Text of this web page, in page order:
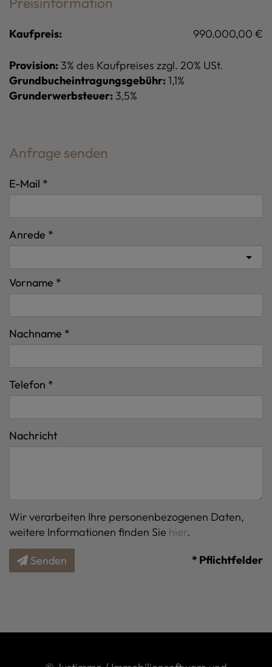
Kaufpreis: 990.000,00 €
Provision: 3% des Kaufpreises zzgl. 20% USt.
Grundbucheintragungsgebühr: 1,1%
Grunderwerbsteuer: 3,5%
Anfrage senden
E-Mail
Anrede
Vorname
Nachname
Telefon
Nachricht
Wir verarbeiten Ihre personenbezogenen Daten,
weitere Informationen finden Sie hier.
Senden * Pflichtfelder